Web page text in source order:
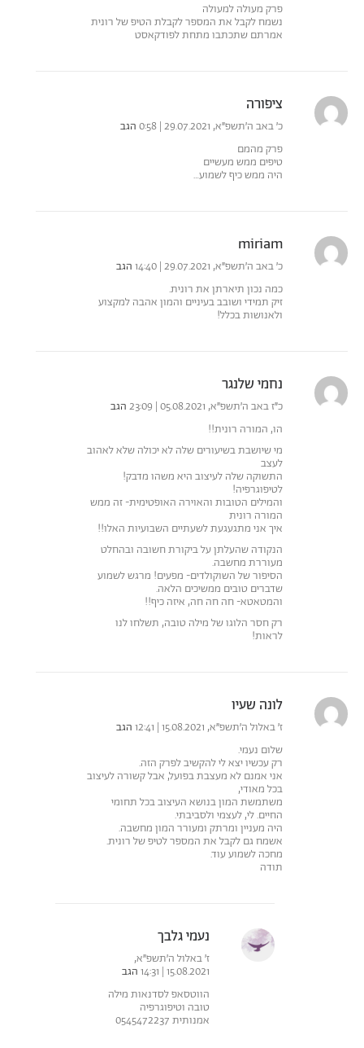
פרק מעולה למעולה
נשמח לקבל את המספר לקבלת הטיפ של רונית
אמרתם שתכתבו מתחת לפודקאסט
ציפורה
כ׳ באב ה׳תשפ״א, 29.07.2021 | 0:58
הגב
פרק מהמם
טיפים ממש מעשיים
היה ממש כיף לשמוע…
miriam
כ׳ באב ה׳תשפ״א, 29.07.2021 | 14:40
הגב
כמה נכון תיארתן את רונית.
זיק תמידי ושובב בעיניים והמון אהבה למקצוע
ולאנושות בכלל!
נחמי שלנגר
כ״ז באב ה׳תשפ״א, 05.08.2021 | 23:09
הגב
הו, המורה רונית!!
מי שיושבת בשיעורים שלה לא יכולה שלא לאהוב
לעצב
התשוקה שלה לעיצוב היא משהו מדבק!
לטיפוגרפיה!
והמילים הטובות והאוירה האופטימית- זה ממש
המורה רונית
איך אני מתגעגעת לשעתיים השבועיות האלו!!
הנקודה שהעלתן על ביקורת חשובה ובהחלט
מעוררת מחשבה.
הסיפור של השוקולדים- מפעים! מרגש לשמוע
שדברים טובים ממשיכים הלאה.
והמטאטא- חה חה חה, איזה כיף!!
רק חסר הלוגו של מילה טובה, תשלחו לנו
לראות!
לונה שעיו
ז׳ באלול ה׳תשפ״א, 15.08.2021 | 12:41
הגב
שלום נעמי.
רק עכשיו יצא לי להקשיב לפרק הזה.
אני אמנם לא מעצבת בפועל, אבל קשורה לעיצוב
בכל מאודי,
משתמשת המון בנושא העיצוב בכל תחומי
החיים. לי, לעצמי ולסביבתי.
היה מעניין ומרתק ומעורר המון מחשבה.
אשמח גם לקבל את המספר לטיפ של רונית.
מחכה לשמוע עוד.
תודה
נעמי גלבך
ז׳ באלול ה׳תשפ״א,
15.08.2021 | 14:31
הגב
הווטסאפ לסדנאות מילה
טובה וטיפוגרפיה
אמנותית 0545472237